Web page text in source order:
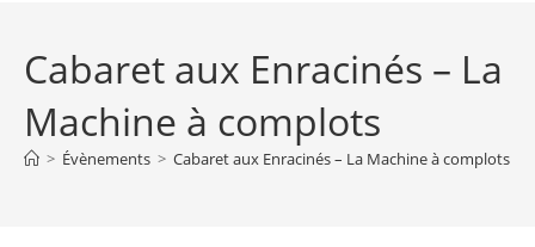
Cabaret aux Enracinés – La
Machine à complots
> Évènements > Cabaret aux Enracinés – La Machine à complots